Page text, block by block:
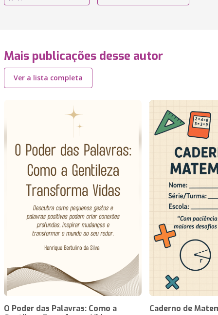
Mais publicações desse autor
Ver a lista completa
O Poder das Palavras: Como a
Caderno de